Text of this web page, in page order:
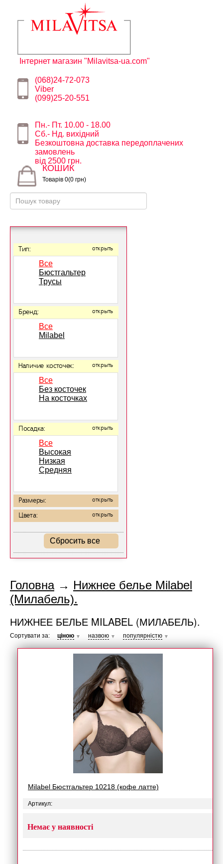
Інтернет магазин "Milavitsa-ua.com"
(068)24-72-073
Viber
(099)25-20-551
Пн.- Пт. 10.00 - 18.00
Сб.- Нд. вихідний
Безкоштовна доставка передоплачених
замовлень
від 2500 грн.
КОШИК
Товарів 0(0 грн)
Тип: открыть
Все
Бюстгальтер
Трусы
Бренд: открыть
Все
Milabel
Наличие косточек: открыть
Все
Без косточек
На косточках
Посадка: открыть
Все
Высокая
Низкая
Средняя
Размеры: открыть
Цвета: открыть
Сбросить все
Головна→ Нижнее белье Milabel
(Милабель).
НИЖНЕЕ БЕЛЬЕ MILABEL (МИЛАБЕЛЬ).
Сортувати за: ціною ▼ назвою ▼ популярністю ▼
Milabel Бюстгальтер 10218 (кофе латте)
Артикул:
Немає у наявності